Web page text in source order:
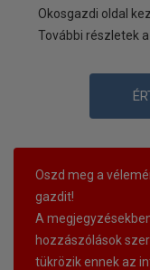
Okosgazdi oldal
További részletek
Oszd meg a
gazdit!
A
hozzászólások
tükrözik ennek az